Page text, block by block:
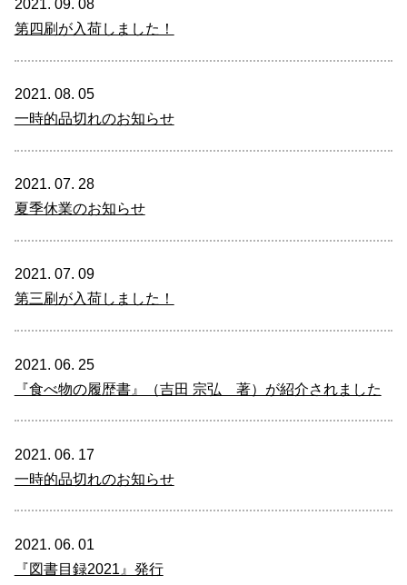
2021. 09. 08
第四刷が入荷しました！
2021. 08. 05
一時的品切れのお知らせ
2021. 07. 28
夏季休業のお知らせ
2021. 07. 09
第三刷が入荷しました！
2021. 06. 25
『食べ物の履歴書』（吉田 宗弘 著）が紹介されました
2021. 06. 17
一時的品切れのお知らせ
2021. 06. 01
『図書目録2021』発行